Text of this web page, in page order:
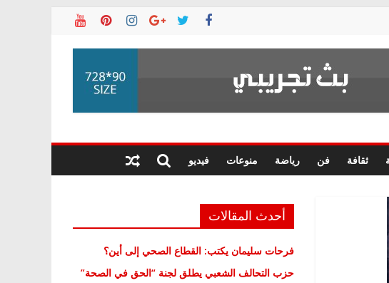
ثقافة فن رياضة منوعات فيديو
أحدث المقالات
فرحات سليمان يكتب: القطاع الصحي إلى أين؟
حزب التحالف الشعبي يطلق لجنة “الحق في الصحة”